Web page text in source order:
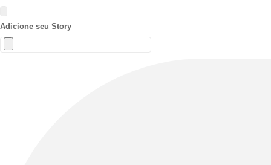
Adicione seu Story